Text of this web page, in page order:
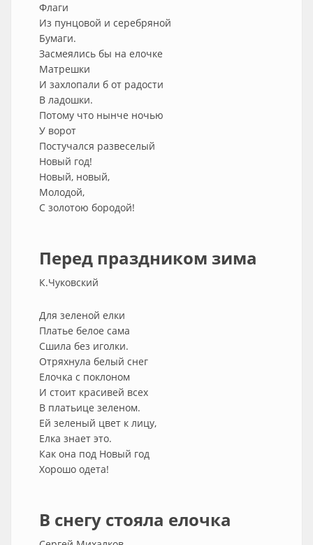
Флаги
Из пунцовой и серебряной
Бумаги.
Засмеялись бы на елочке
Матрешки
И захлопали б от радости
В ладошки.
Потому что нынче ночью
У ворот
Постучался развеселый
Новый год!
Новый, новый,
Молодой,
С золотою бородой!
Перед праздником зима
К.Чуковский
Для зеленой елки
Платье белое сама
Сшила без иголки.
Отряхнула белый снег
Елочка с поклоном
И стоит красивей всех
В платьице зеленом.
Ей зеленый цвет к лицу,
Елка знает это.
Как она под Новый год
Хорошо одета!
В снегу стояла елочка